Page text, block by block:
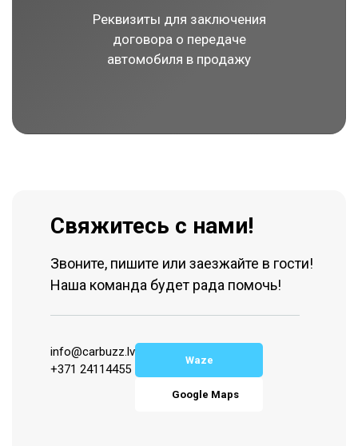
Реквизиты для заключения
договора о передаче
автомобиля в продажу
Свяжитесь с нами!
Звоните, пишите или заезжайте в гости!
Наша команда будет рада помочь!
info@carbuzz.lv
+371 24114455
Waze
Google Maps